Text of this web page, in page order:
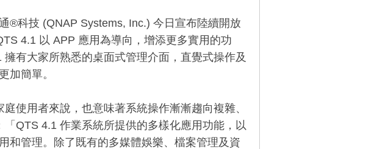
®科技 (QNAP Systems, Inc.) 今日宣布陸續開放
4.1 以 APP 應用為導向，增添更多實用的功
有大家所熟悉的桌面式管理介面，直覺式操作及
加簡單。
使用者來說，也意味著系統操作漸漸趨向複雜、
QTS 4.1 作業系統所提供的多樣化應用功能，以
和管理。除了既有的多媒體娛樂、檔案管理及資